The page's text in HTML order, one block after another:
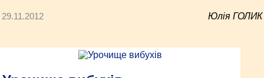
29.11.2012 Юлія ГОЛИК